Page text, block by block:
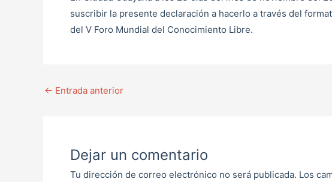
suscribir la presente declaración a hacerlo a través del
del V Foro Mundial del Conocimiento Libre.
← Entrada anterior
Dejar un comentario
Tu dirección de correo electrónico no será publicada. Los